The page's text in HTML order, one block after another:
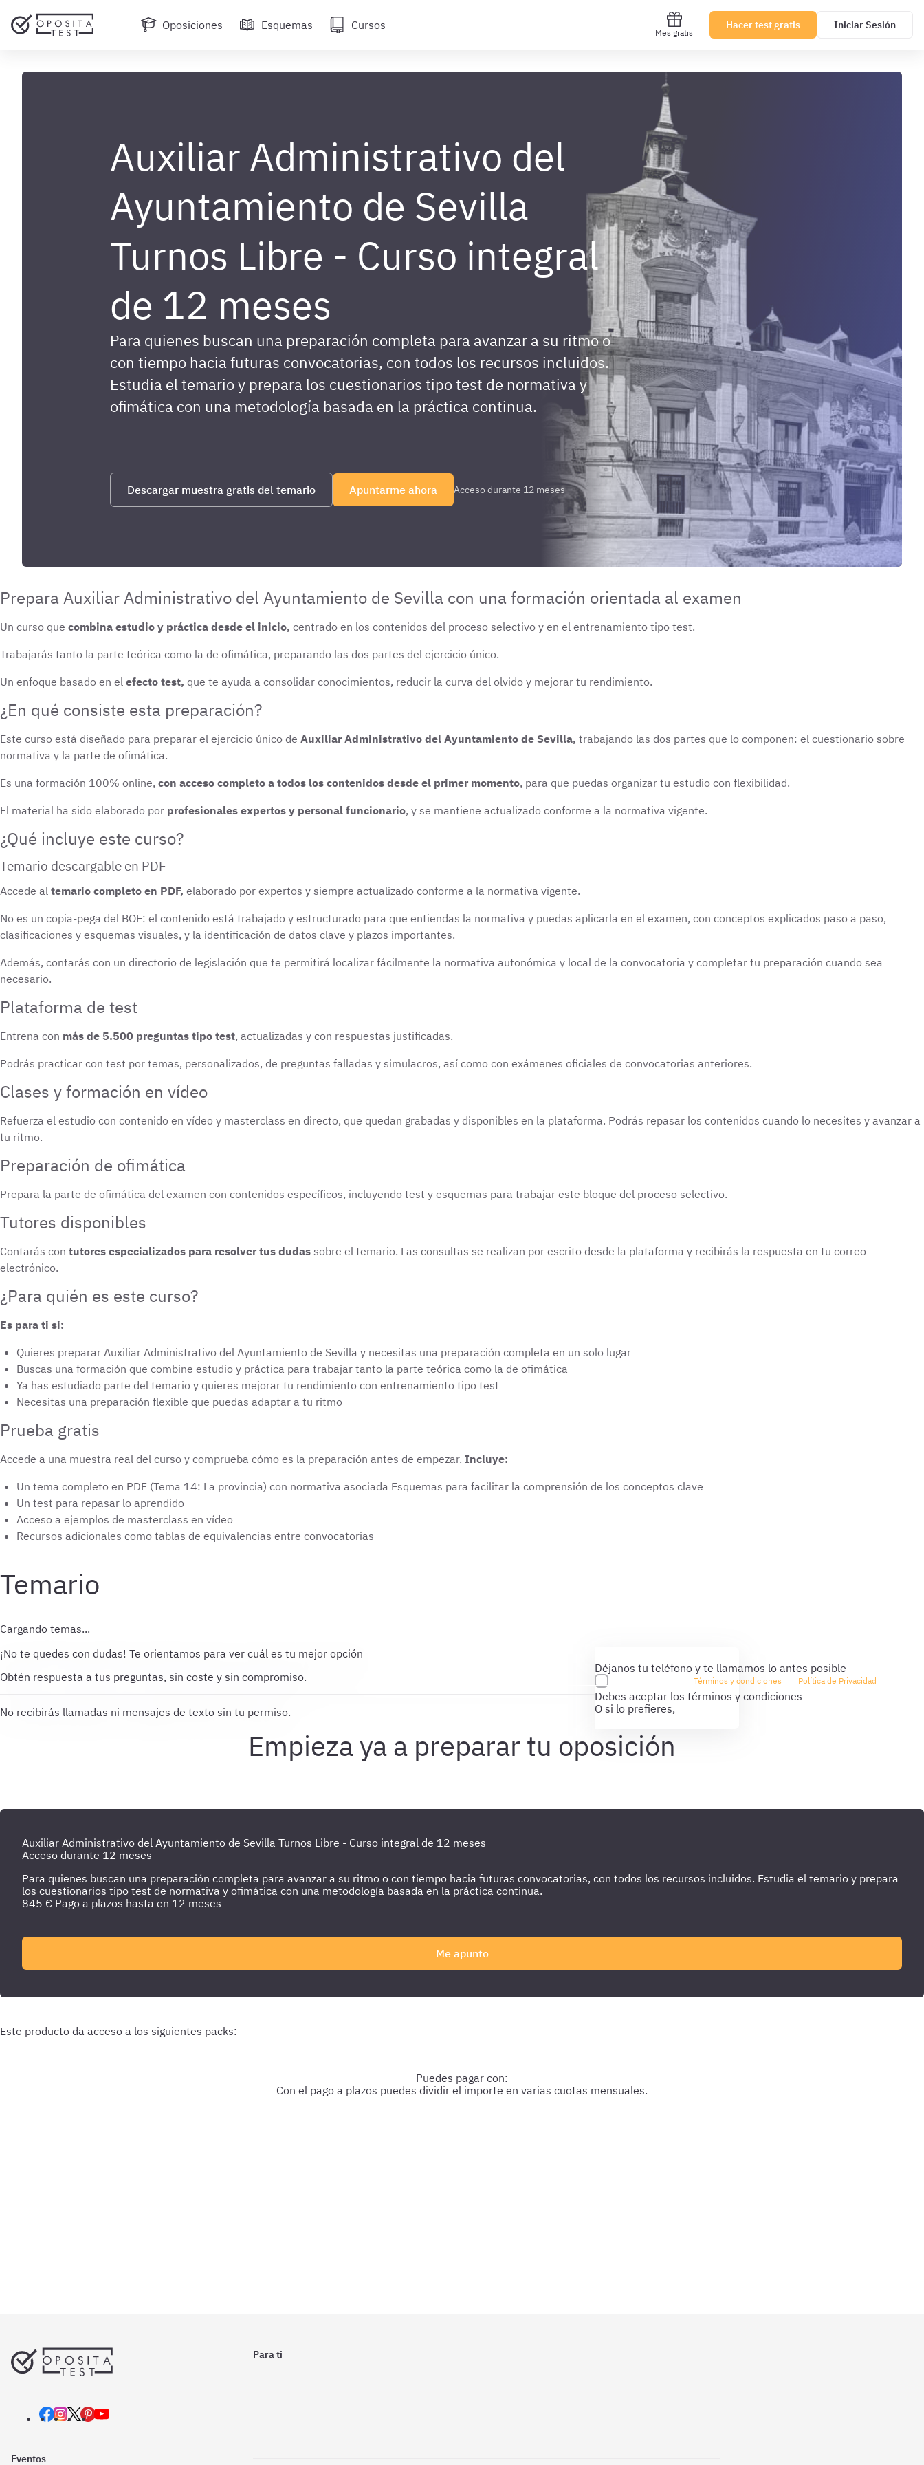
Oposiciones Esquemas Cursos
Mes gratis
Hacer test gratis Iniciar Sesión
Auxiliar Administrativo del
Ayuntamiento de Sevilla
Turnos Libre - Curso integral
de 12 meses
Para quienes buscan una preparación completa para avanzar a su ritmo o
con tiempo hacia futuras convocatorias, con todos los recursos incluidos.
Estudia el temario y prepara los cuestionarios tipo test de normativa y
ofimática con una metodología basada en la práctica continua.
Descargar muestra gratis del temario Apuntarme ahora Acceso durante 12 meses
Prepara Auxiliar Administrativo del Ayuntamiento de Sevilla con una formación orientada al examen
Un curso que combina estudio y práctica desde el inicio, centrado en los contenidos del proceso selectivo y en el entrenamiento tipo test.
Trabajarás tanto la parte teórica como la de ofimática, preparando las dos partes del ejercicio único.
Un enfoque basado en el efecto test, que te ayuda a consolidar conocimientos, reducir la curva del olvido y mejorar tu rendimiento.
¿En qué consiste esta preparación?
Este curso está diseñado para preparar el ejercicio único de Auxiliar Administrativo del Ayuntamiento de Sevilla, trabajando las dos partes que lo componen: el cuestionario sobre
normativa y la parte de ofimática.
Es una formación 100% online, con acceso completo a todos los contenidos desde el primer momento, para que puedas organizar tu estudio con flexibilidad.
El material ha sido elaborado por profesionales expertos y personal funcionario, y se mantiene actualizado conforme a la normativa vigente.
¿Qué incluye este curso?
Temario descargable en PDF
Accede al temario completo en PDF, elaborado por expertos y siempre actualizado conforme a la normativa vigente.
No es un copia-pega del BOE: el contenido está trabajado y estructurado para que entiendas la normativa y puedas aplicarla en el examen, con conceptos explicados paso a paso,
clasificaciones y esquemas visuales, y la identificación de datos clave y plazos importantes.
Además, contarás con un directorio de legislación que te permitirá localizar fácilmente la normativa autonómica y local de la convocatoria y completar tu preparación cuando sea
necesario.
Plataforma de test
Entrena con más de 5.500 preguntas tipo test, actualizadas y con respuestas justificadas.
Podrás practicar con test por temas, personalizados, de preguntas falladas y simulacros, así como con exámenes oficiales de convocatorias anteriores.
Clases y formación en vídeo
Refuerza el estudio con contenido en vídeo y masterclass en directo, que quedan grabadas y disponibles en la plataforma. Podrás repasar los contenidos cuando lo necesites y avanzar a
tu ritmo.
Preparación de ofimática
Prepara la parte de ofimática del examen con contenidos específicos, incluyendo test y esquemas para trabajar este bloque del proceso selectivo.
Tutores disponibles
Contarás con tutores especializados para resolver tus dudas sobre el temario. Las consultas se realizan por escrito desde la plataforma y recibirás la respuesta en tu correo
electrónico.
¿Para quién es este curso?
Es para ti si:
Quieres preparar Auxiliar Administrativo del Ayuntamiento de Sevilla y necesitas una preparación completa en un solo lugar
Buscas una formación que combine estudio y práctica para trabajar tanto la parte teórica como la de ofimática
Ya has estudiado parte del temario y quieres mejorar tu rendimiento con entrenamiento tipo test
Necesitas una preparación flexible que puedas adaptar a tu ritmo
Prueba gratis
Accede a una muestra real del curso y comprueba cómo es la preparación antes de empezar. Incluye:
Un tema completo en PDF (Tema 14: La provincia) con normativa asociada Esquemas para facilitar la comprensión de los conceptos clave
Un test para repasar lo aprendido
Acceso a ejemplos de masterclass en vídeo
Recursos adicionales como tablas de equivalencias entre convocatorias
Temario
Cargando temas...
¡No te quedes con dudas! Te orientamos para ver cuál es tu mejor opción
Obtén respuesta a tus preguntas, sin coste y sin compromiso.
No recibirás llamadas ni mensajes de texto sin tu permiso.
Déjanos tu teléfono y te llamamos lo antes posible
Términos y condiciones Política de Privacidad
Debes aceptar los términos y condiciones
O si lo prefieres,
Auxiliar Administrativo del Ayuntamiento de Sevilla Turnos Libre - Curso integral de 12 meses
Acceso durante 12 meses
Para quienes buscan una preparación completa para avanzar a su ritmo o con tiempo hacia futuras convocatorias, con todos los recursos incluidos. Estudia el temario y prepara
los cuestionarios tipo test de normativa y ofimática con una metodología basada en la práctica continua.
845 € Pago a plazos hasta en 12 meses
Me apunto
Este producto da acceso a los siguientes packs:
Puedes pagar con:
Pago con Aplazame
Pago con PayPal
Pago con Visa
Pago con Mastercard
Pago con CaixaBank
Pago con Bizum
Con el pago a plazos puedes dividir el importe en varias cuotas mensuales.
Para ti
Eventos